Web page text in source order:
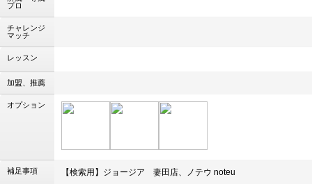
プロ
チャレンジ
マッチ
レッスン
加盟、推薦
オプション
補足事項 【検索用】ジョージア 妻田店、ノテウ noteu